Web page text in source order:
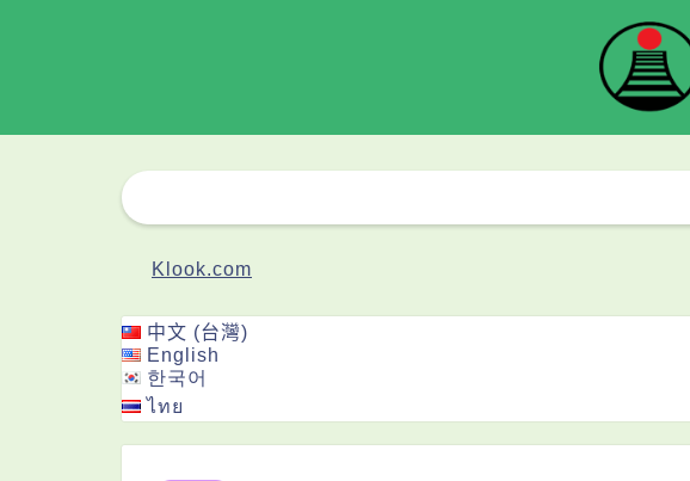
Klook.com
中文 (台灣)
English
한국어
ไทย